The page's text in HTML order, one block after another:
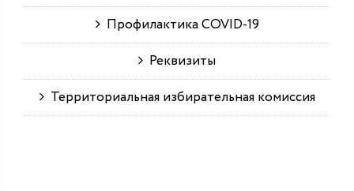
Профилактика COVID-19
Реквизиты
Территориальная избирательная комиссия